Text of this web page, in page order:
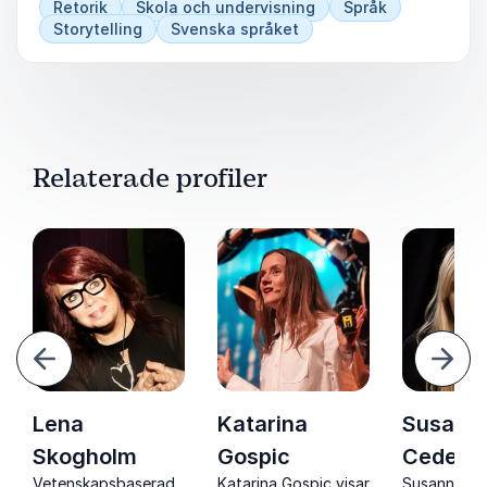
Retorik
Skola och undervisning
Språk
Storytelling
Svenska språket
Relaterade profiler
Lena
Skogholm
Vetenskapsbaserad
Katarina
Gospic
Katarina Gospic visar
Susanna